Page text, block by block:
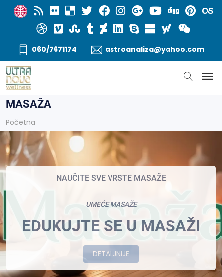
060/7671174 astroanaliza@yahoo.com
MASAŽA
Početna
NAUČITE SVE VRSTE MASAŽE
UMEĆE MASAŽE
EDUKUJTE SE U MASAŽI
DETALJNIJE